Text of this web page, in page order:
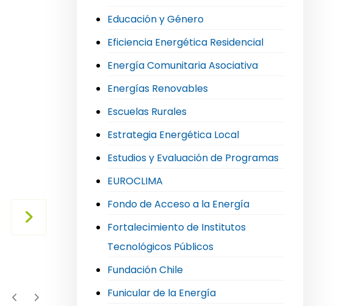
Educación y Género
Eficiencia Energética Residencial
Energía Comunitaria Asociativa
Energías Renovables
Escuelas Rurales
Estrategia Energética Local
Estudios y Evaluación de Programas
EUROCLIMA
Fondo de Acceso a la Energía
Fortalecimiento de Institutos
Tecnológicos Públicos
Fundación Chile
Funicular de la Energía